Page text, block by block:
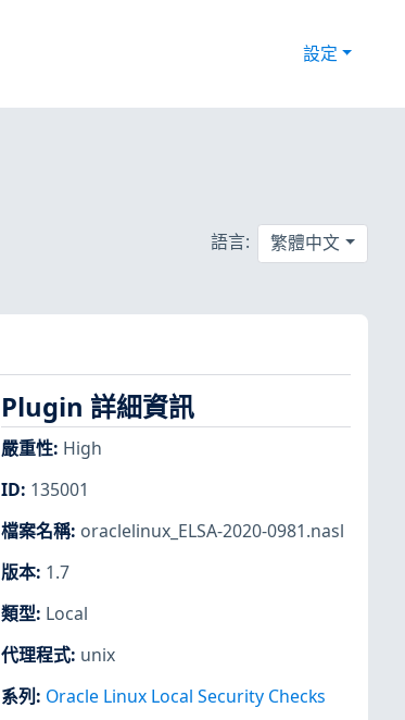
設定
語言: 繁體中文
Plugin 詳細資訊
嚴重性: High
ID: 135001
檔案名稱: oraclelinux_ELSA-2020-0981.nasl
版本: 1.7
類型: Local
代理程式: unix
系列 : Oracle Linux Local Security Checks